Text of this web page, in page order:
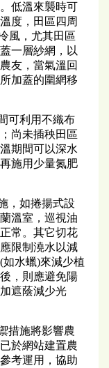
低溫來襲時可
度，田區四周
風，尤其田區
一層紗網，以
友，當氣溫回
加蓋的圍網移
可利用不織布
尚未插秧田區
期間可以深水
施用少量氮肥
，如捲揚式設
溫室，巡視油
常。其它切花
限制澆水以減
水蠟)來減少植
，則應避免陽
遮蔭減少光
措施將影響農
於網站建置農
考運用，協助